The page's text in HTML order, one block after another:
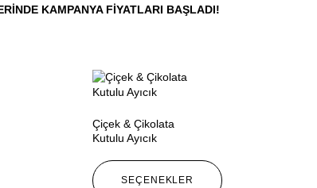
KAMPANYA FIYATLARI BAŞLADI!
Çiçek & Çikolata
Kutulu Ayıcık
SEÇENEKLER